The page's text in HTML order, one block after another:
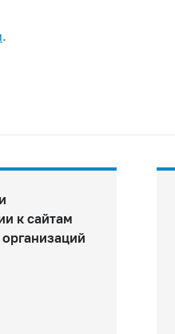
.
к сайтам